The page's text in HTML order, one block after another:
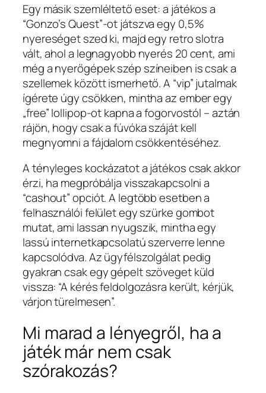
Egy másik szemléltető eset: a játékos a
“Gonzo’s Quest”-ot játszva egy 0,5%
nyereséget szed ki, majd egy retro slotra
vált, ahol a legnagyobb nyerés 20 cent, ami
még a nyerőgépek szép színeiben is csak a
szellemek között ismerhető. A “vip” jutalmak
ígérete úgy csökken, mintha az ember egy
„free” lollipop-ot kapna a fogorvostól – aztán
rájön, hogy csak a fúvóka száját kell
megnyomni a fájdalom csökkentéséhez.
A tényleges kockázatot a játékos csak akkor
érzi, ha megpróbálja visszakapcsolni a
“cashout” opciót. A legtöbb esetben a
felhasználói felület egy szürke gombot
mutat, ami lassan nyugszik, mintha egy
lassú internetkapcsolatú szerverre lenne
kapcsolódva. Az ügyfélszolgálat pedig
gyakran csak egy gépelt szöveget küld
vissza: “A kérés feldolgozásra került, kérjük,
várjon türelmesen”.
Mi marad a lényegről, ha a
játék már nem csak
szórakozás?